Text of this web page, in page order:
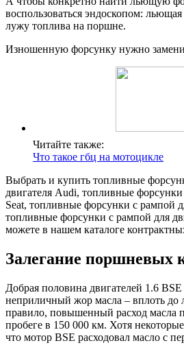
воспользоваться эндоскопом:
лужу топлива на поршне.
Изношенную форсунку нужно
Читайте также:
Что такое гбц на мотоцикле
Выбрать и купить топливные
двигателя Audi, топливные
Seat, топливные форсунки с рампой
топливные форсунки с рампой для
можете в нашем каталоге
Залегание поршневых
Добрая половина двигателей 1.6
неприличный жор масла – вплоть до
правило, повышенный расход масла
пробеге в 150 000 км. Хотя
что мотор BSE расходовал масло с